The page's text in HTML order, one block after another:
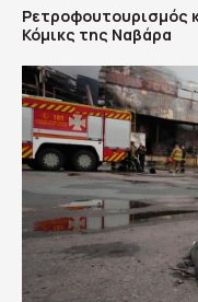
Ρετροφουτουρισμός
Κόμικς της Ναβάρα